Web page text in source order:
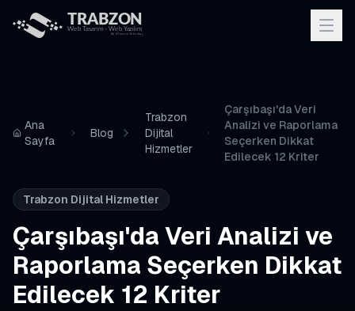
Ana
Sayfa
Blog
Trabzon
Dijital
Hizmetler
Çarşıbaşı'da Veri
Analizi ve Raporlama
Seçerken Dikkat
Edilecek 12 Kriter
Trabzon Dijital Hizmetler
Çarşıbaşı'da Veri Analizi ve
Raporlama Seçerken Dikkat
Edilecek 12 Kriter